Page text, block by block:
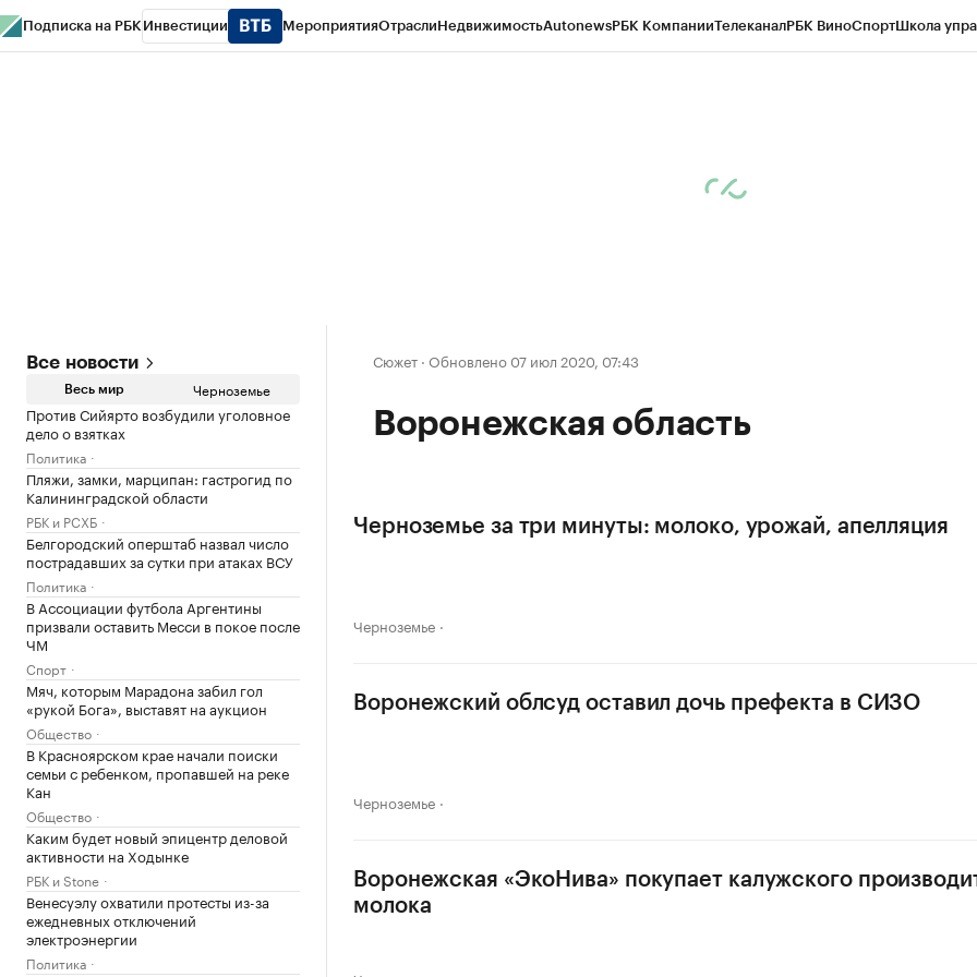
Подписка на РБК Инвестиции МероприятияОтраслиНедвижимостьAutonewsРБК КомпанииТелеканалРБК ВиноСпортШкола
Все новости
Весь мир Черноземье
Против Сийярто возбудили уголовное
дело о взятках
Политика
Пляжи, замки, марципан: гастрогид по
Калининградской области
РБК и РСХБ
Белгородский оперштаб назвал число
пострадавших за сутки при атаках ВСУ
Политика
В Ассоциации футбола Аргентины
призвали оставить Месси в покое после
ЧМ
Спорт
Мяч, которым Марадона забил гол
«рукой Бога», выставят на аукцион
Общество
В Красноярском крае начали поиски
семьи с ребенком, пропавшей на реке
Кан
Общество
Каким будет новый эпицентр деловой
активности на Ходынке
РБК и Stone
Венесуэлу охватили протесты из-за
ежедневных отключений
электроэнергии
Политика
Сюжет · Обновлено 07 июл 2020, 07:43
Воронежская область
Черноземье за три минуты: молоко, урожай, апелляция
Черноземье
Воронежский облсуд оставил дочь префекта в СИЗО
Черноземье
Воронежская «ЭкоНива» покупает калужского
молока